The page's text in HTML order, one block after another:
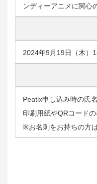
ンディーアニメに関心
2024年9月19日（木）
Peatix申し込み時の氏
印刷用紙やQRコードの
※お名刺をお持ちの方